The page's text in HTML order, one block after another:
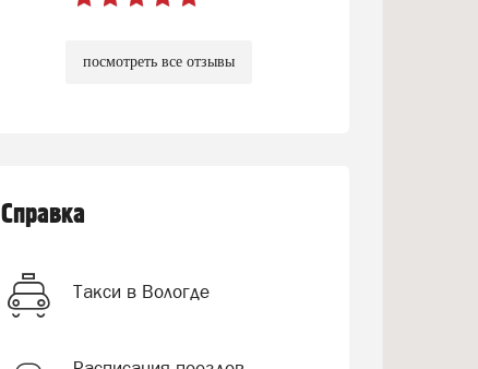
посмотреть все отзывы
Справка
Такси в Вологде